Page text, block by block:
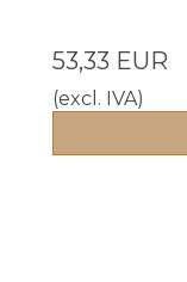
53,33 EUR
(excl. IVA)